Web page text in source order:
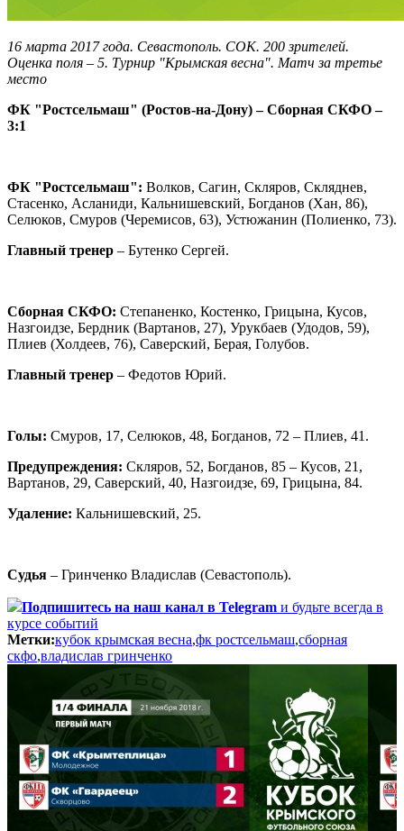
16 марта 2017 года. Севастополь. СОК. 200 зрителей.
Оценка поля – 5. Турнир "Крымская весна". Матч за третье
место
ФК "Ростсельмаш" (Ростов-на-Дону) – Сборная СКФО –
3:1
ФК "Ростсельмаш": Волков, Сагин, Скляров, Скляднев,
Стасенко, Асланиди, Кальнишевский, Богданов (Хан, 86),
Селюков, Смуров (Черемисов, 63), Устюжанин (Полиенко, 73).
Главный тренер – Бутенко Сергей.
Сборная СКФО: Степаненко, Костенко, Грицына, Кусов,
Назгоидзе, Бердник (Вартанов, 27), Урукбаев (Удодов, 59),
Плиев (Холдеев, 76), Саверский, Берая, Голубов.
Главный тренер – Федотов Юрий.
Голы: Смуров, 17, Селюков, 48, Богданов, 72 – Плиев, 41.
Предупреждения: Скляров, 52, Богданов, 85 – Кусов, 21,
Вартанов, 29, Саверский, 40, Назгоидзе, 69, Грицына, 84.
Удаление: Кальнишевский, 25.
Судья – Гринченко Владислав (Севастополь).
Подпишитесь на наш канал в Telegram и будьте всегда в
курсе событий
Метки:кубок крымская весна,фк ростсельмаш,сборная
скфо,владислав гринченко